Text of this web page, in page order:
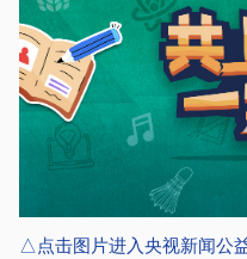
△点击图片进入央视新闻公